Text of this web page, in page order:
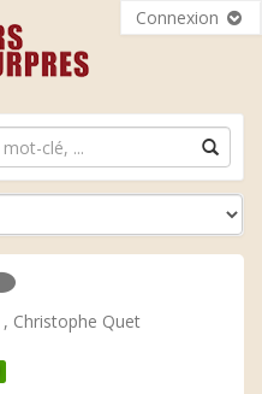
Connexion
, Christophe Quet